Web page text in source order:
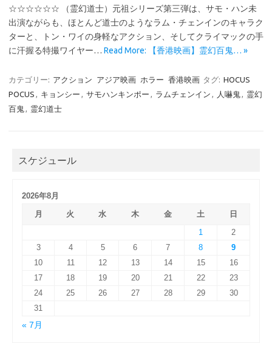
☆☆☆☆☆☆ （霊幻道士）元祖シリーズ第三弾は、サモ・ハン未
出演ながらも、ほとんど道士のようなラム・チェンインのキャラク
ターと、トン・ワイの身軽なアクション、そしてクライマックの手
に汗握る特撮ワイヤー… Read More: 【香港映画】霊幻百鬼… »
カテゴリー: アクション アジア映画 ホラー 香港映画 タグ: HOCUS
POCUS , キョンシー , サモハンキンポー , ラムチェンイン , 人嚇鬼, 霊幻
百鬼, 霊幻道士
スケジュール
2026年8月
月
火 水 木 金 土
日
1
2
3
4 5 6 7 8
9
10
11 12 13 14 15
16
17
18 19 20 21 22
23
24
25 26 27 28 29
30
31
« 7月